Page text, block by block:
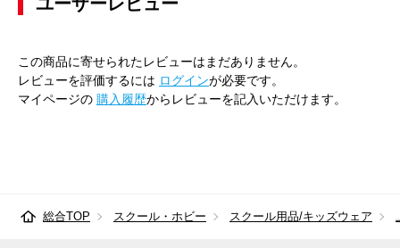
この商品に寄せられたレビューはまだありません。
レビューを評価するには ログインが必要です。
マイページの 購入履歴からレビューを記入いただけます。
総合TOP スクール・ホビー スクール用品/キッズウェア